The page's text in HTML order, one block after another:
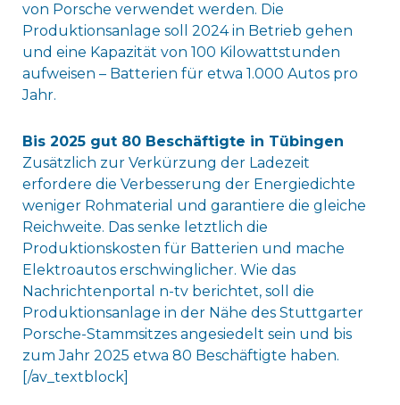
von Porsche verwendet werden. Die
Produktionsanlage soll 2024 in Betrieb gehen
und eine Kapazität von 100 Kilowattstunden
aufweisen – Batterien für etwa 1.000 Autos pro
Jahr.
Bis 2025 gut 80 Beschäftigte in Tübingen
Zusätzlich zur Verkürzung der Ladezeit
erfordere die Verbesserung der Energiedichte
weniger Rohmaterial und garantiere die gleiche
Reichweite. Das senke letztlich die
Produktionskosten für Batterien und mache
Elektroautos erschwinglicher. Wie das
Nachrichtenportal n-tv berichtet, soll die
Produktionsanlage in der Nähe des Stuttgarter
Porsche-Stammsitzes angesiedelt sein und bis
zum Jahr 2025 etwa 80 Beschäftigte haben.
[/av_textblock]